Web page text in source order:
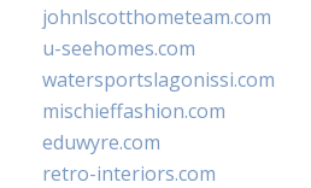
johnlscotthometeam.com
u-seehomes.com
watersportslagonissi.com
mischieffashion.com
eduwyre.com
retro-interiors.com